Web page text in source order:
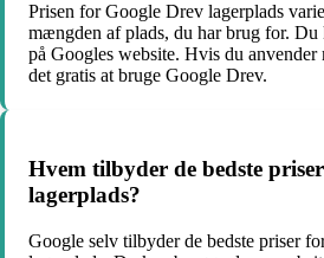
Prisen for Google Drev lagerplads
mængden af ​​plads, du har brug for. Du
på Googles website. Hvis du
det gratis at bruge Google Drev.
Hvem tilbyder de bedste
lagerplads?
Google selv tilbyder de bedste priser